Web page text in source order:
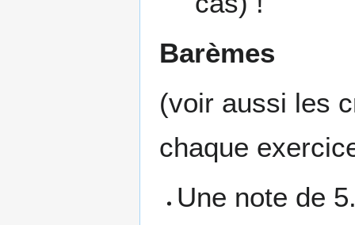
Barèmes
(voir aussi les
chaque
Une note de